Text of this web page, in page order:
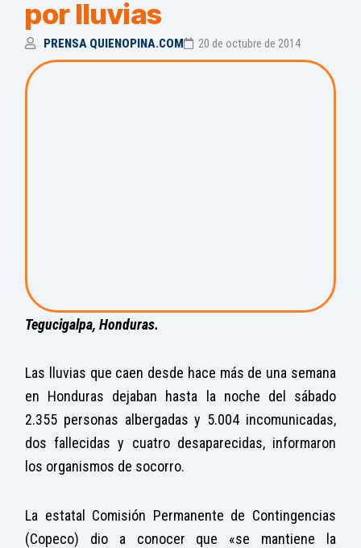
por lluvias
PRENSA QUIENOPINA.COM 20 de octubre de 2014
Tegucigalpa, Honduras.
Las lluvias que caen desde hace más de una semana
en Honduras dejaban hasta la noche del sábado
2.355 personas albergadas y 5.004 incomunicadas,
dos fallecidas y cuatro desaparecidas, informaron
los organismos de socorro.
La estatal Comisión Permanente de Contingencias
(Copeco) dio a conocer que «se mantiene la